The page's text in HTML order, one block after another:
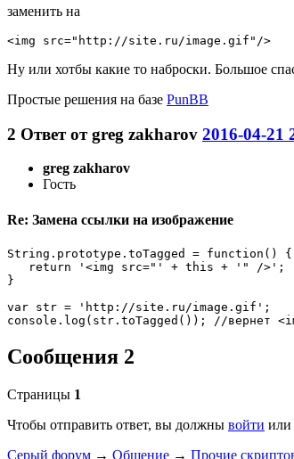
заменить на
<img src="http://site.ru/image.gif"/>
Ну или хотбы какие то наброски. Большое
Простые решения на базе PunBB
2 Ответ отgreg zakharov 2016-04-21
greg zakharov
Гость
Re: Замена ссылки на изображение
String.prototype.toTagged = function() {
   return '<img src="' + this + '" />';
}
var str = 'http://site.ru/image.gif';
console.log(str.toTagged()); //вернет
Сообщения 2
Страницы 1
Чтобы отправить ответ, вы должны войти или
Серый форум → Общение → Прочие